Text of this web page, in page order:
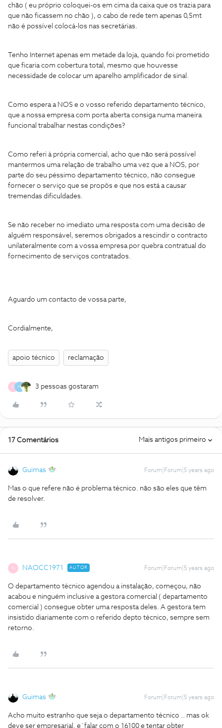
chão ( eu próprio coloquei-os em cima da caixa que os trazia para
que não ficassem no chão ), o cabo de rede tem apenas 0,5mt
não é possível colocá-los nas secretárias.
Tenho Internet apenas em metade da loja, quando foi prometido
que ficaria com cobertura total, mesmo que houvesse
necessidade de colocar um aparelho amplificador de sinal.
Como espera a NOS e o vosso referido departamento técnico,
que a nossa empresa com porta aberta consiga numa maneira
funcional trabalhar nestas condições?
Como referi à própria comercial, acho que não será possível
mantermos uma relação de trabalho uma vez que a NOS, por
parte do seu péssimo departamento técnico, não consegue
fornecer o serviço que se propôs e que nos está a causar
tremendas dificuldades.
Se não receber no imediato uma resposta com uma decisão de
alguém responsável, seremos obrigados a rescindir o contracto
unilateralmente com a vossa empresa por quebra contratual do
fornecimento de serviços contratados.
Aguardo um contacto de vossa parte,
Cordialmente,
apoio técnico reclamação
N M 3 pessoas gostaram
17 Comentários Mais antigos primeiro
Guimas Forum|Forum|5 years ago
Mas o que refere não é problema técnico. não são eles que têm
de resolver.
N NAOCC1971 AUTOR Forum|Forum|5 years ago
O departamento técnico agendou a instalação, começou, não
acabou e ninguém inclusive a gestora comercial ( departamento
comercial ) consegue obter uma resposta deles. A gestora tem
insistido diariamente com o referido depto técnico, sempre sem
retorno.
Guimas Forum|Forum|5 years ago
Acho muito estranho que seja o departamento técnico .. mas ok
deve ser empresarial. e´falar com o 16100 e tentar obter